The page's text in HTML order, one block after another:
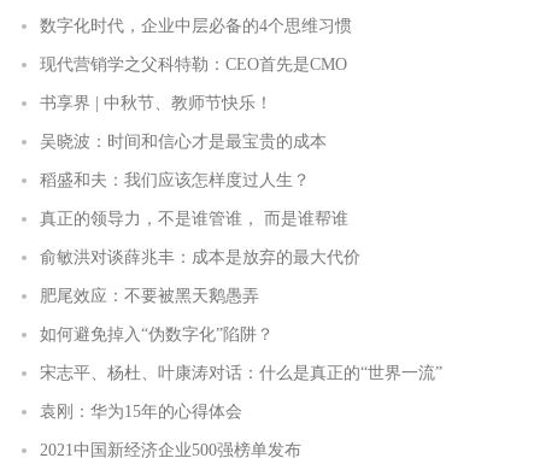
数字化时代，企业中层必备的4个思维习惯
现代营销学之父科特勒：CEO首先是CMO
书享界 | 中秋节、教师节快乐！
吴晓波：时间和信心才是最宝贵的成本
稻盛和夫：我们应该怎样度过人生？
真正的领导力，不是谁管谁， 而是谁帮谁
俞敏洪对谈薛兆丰：成本是放弃的最大代价
肥尾效应：不要被黑天鹅愚弄
如何避免掉入“伪数字化”陷阱？
宋志平、杨杜、叶康涛对话：什么是真正的“世界一流”
袁刚：华为15年的心得体会
2021中国新经济企业500强榜单发布